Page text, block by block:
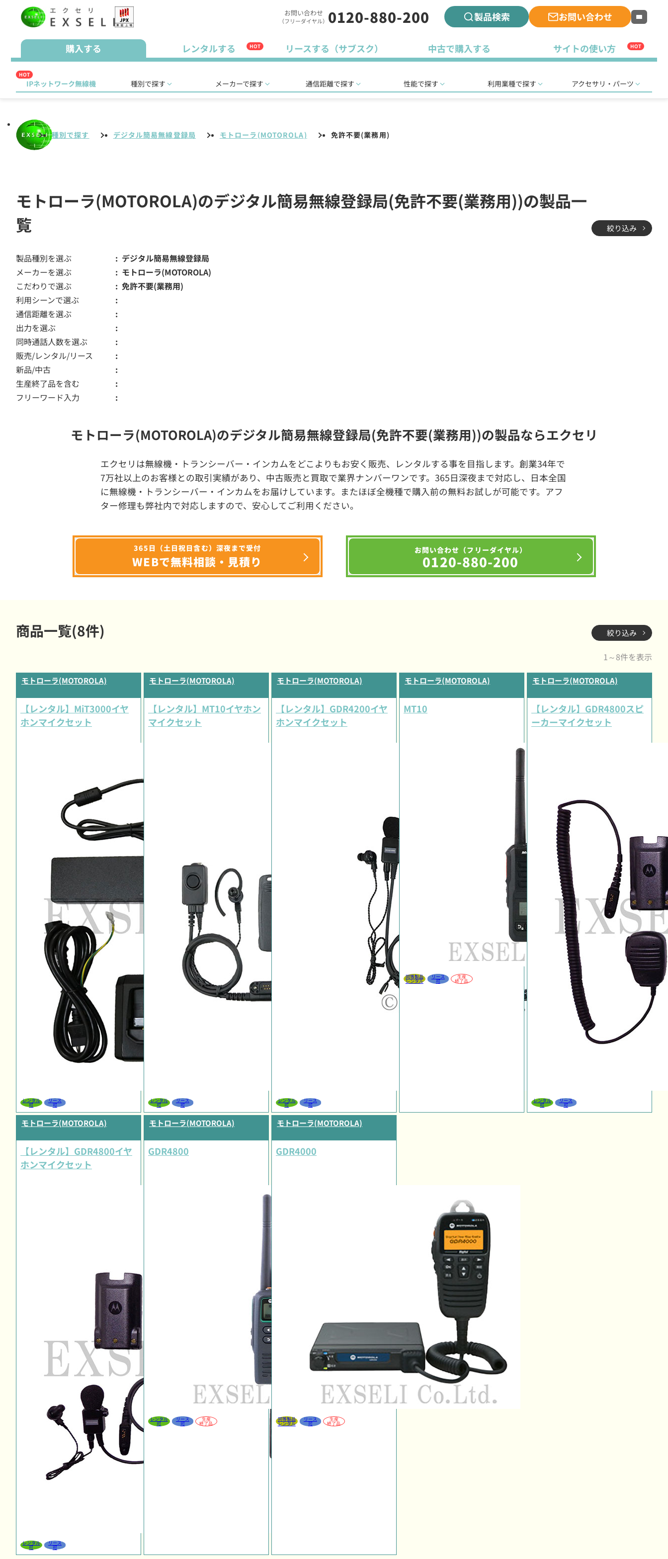
お問い合わせ
（フリーダイヤル） 0120-880-200 製品検索 お問い合わせ
購入する レンタルする HOT リースする（サブスク） 中古で購入する サイトの使い方 HOT
HOT
IPネットワーク無線機 種別で探す メーカーで探す 通信距離で探す 性能で探す 利用業種で探す アクセサリ・パーツ
種別で探す デジタル簡易無線登録局 モトローラ(MOTOROLA) 免許不要(業務用)
モトローラ(MOTOROLA)のデジタル簡易無線登録局(免許不要(業務用))の製品一
覧
絞り込み
製品種別を選ぶ
デジタル簡易無線登録局
メーカーを選ぶ
モトローラ(MOTOROLA)
こだわりで選ぶ
免許不要(業務用)
利用シーンで選ぶ
通信距離を選ぶ
出力を選ぶ
同時通話人数を選ぶ
販売/レンタル/リース
新品/中古
生産終了品を含む
フリーワード入力
モトローラ(MOTOROLA)のデジタル簡易無線登録局(免許不要(業務用))の製品ならエクセリ
エクセリは無線機・トランシーバー・インカムをどこよりもお安く販売、レンタルする事を目指します。創業34年で
7万社以上のお客様との取引実績があり、中古販売と買取で業界ナンバーワンです。365日深夜まで対応し、日本全国
に無線機・トランシーバー・インカムをお届けしています。またほぼ全機種で購入前の無料お試しが可能です。アフ
ター修理も弊社内で対応しますので、安心してご利用ください。
365日（土日祝日含む）深夜まで受付
WEBで無料相談・見積り
お問い合わせ（フリーダイヤル）
0120-880-200
商品一覧(8件) 絞り込み
1～8件を表示
モトローラ(MOTOROLA)
【レンタル】MiT3000イヤ
ホンマイクセット
レンタル
可
リース
可
モトローラ(MOTOROLA)
【レンタル】MT10イヤホン
マイクセット
レンタル
可
リース
可
モトローラ(MOTOROLA)
【レンタル】GDR4200イヤ
ホンマイクセット
レンタル
可
リース
可
モトローラ(MOTOROLA)
MT10
同等製品
レンタル
リース
可
生産
終了品
モトローラ(MOTOROLA)
【レンタル】GDR4800スピ
ーカーマイクセット
レンタル
可
リース
可
モトローラ(MOTOROLA)
【レンタル】GDR4800イヤ
ホンマイクセット
レンタル
可
リース
可
モトローラ(MOTOROLA)
GDR4800
レンタル
可
リース
可
生産
終了品
モトローラ(MOTOROLA)
GDR4000
同等製品
レンタル
リース
可
生産
終了品